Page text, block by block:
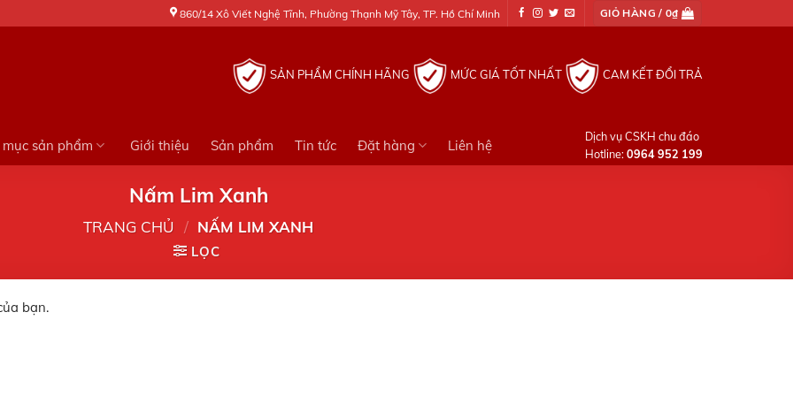
860/14 Xô Viết Nghệ Tĩnh, Phường Thạnh Mỹ Tây, TP. Hồ Chí Minh GIỎ HÀNG / 0₫
SẢN PHẨM CHÍNH HÃNG MỨC GIÁ TỐT NHẤT CAM KẾT ĐỔI TRẢ
sản phẩm Giới thiệu Sản phẩm Tin tức Đặt hàng Liên hệ
Dịch vụ CSKH chu đáo
Hotline:0964 952 199
Nấm Lim Xanh
TRANG CHỦ / NẤM LIM XANH
LỌC
bạn.